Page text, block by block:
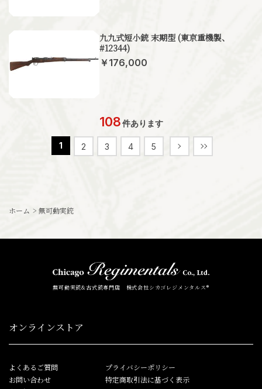
九九式短小銃 末期型 (東京重機製、
#12344)
￥176,000
108件あります
1 2 3 4 5
ホーム > 無可動実銃
無可動実銃&古式銃専門店 株式会社シカゴレジメンタルス®
オンラインストア
よくあるご質問
お問い合わせ
プライバシーポリシー
特定商取引法に基づく表示